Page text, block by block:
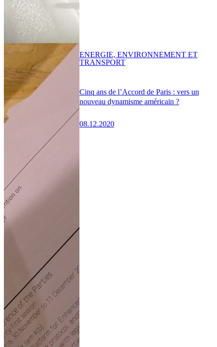
Cinq ans de l’Accord de Paris : vers un
nouveau dynamisme américain ?
08.12.2020
ENERGIE, ENVIRONNEMENT ET
TRANSPORT